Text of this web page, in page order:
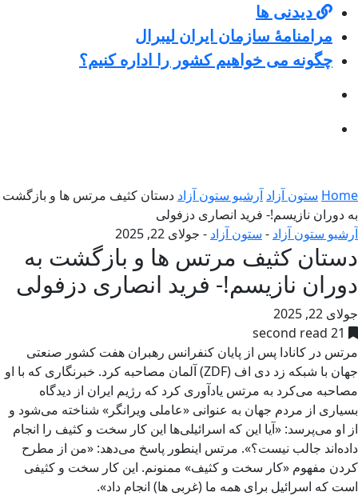
دیدنی ها
مرامنامۀ سازمان ایران لیبرال
چگونه می خواهیم کشور را اداره کنیم؟
Home ستون آزاد آرشیو ستون آزاد دستان کثیف مرتس ها و بازگشت
به دوران نازیسم!- فرید انصاری دزفولی
آرشیو ستون آزاد - ستون آزاد - جولای 22, 2025
دستان کثیف مرتس ها و بازگشت به
دوران نازیسم!- فرید انصاری دزفولی
جولای 22, 2025
21 second read
مرتس در کانادا پس از پایان کنفرانس رهبران هفت کشور صنعتی
جهان با شبکه زد‌ دی‌ اف (ZDF) آلمان مصاحبه کرد. خبرنگاری که با او
مصاحبه می‌کرد به مرتس یادآوری کرد که رژیم ایران از دیدگاه
بسیاری از مردم جهان به عنوانی «عاملی ویرانگر» شناخته می‌شود و
از او می‌پرسد: «آیا این که اسرائیلی‌ها این کار سخت و کثیف را انجام
داده‌اند جالب نیست؟». مرتس اینطور پاسخ می‌دهد: «من از مطرح
کردن مفهوم «کار سخت و کثیف» ممنونم. این کار سخت و کثیفی
است که اسرائیل برای همه ما (غربی ها) انجام داد».